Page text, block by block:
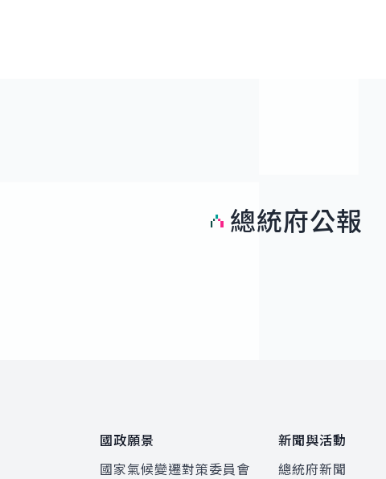
總統府公報
國政願景
國家氣候變遷對策委員會
新聞與活動
總統府新聞